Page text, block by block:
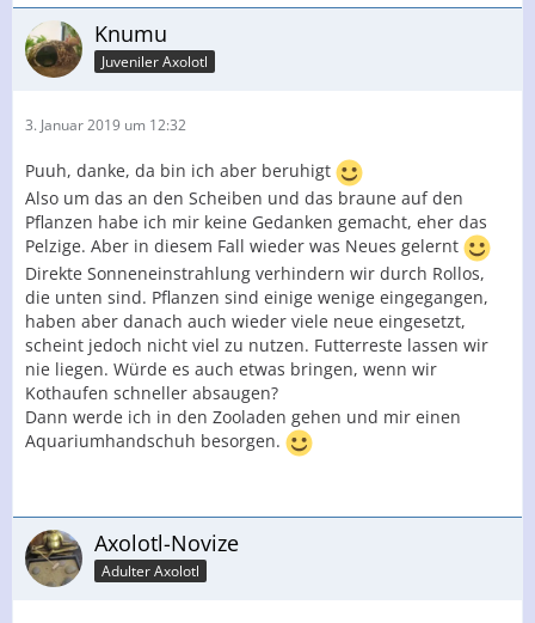
Knumu
Juveniler Axolotl
3. Januar 2019 um 12:32
Puuh, danke, da bin ich aber beruhigt
Also um das an den Scheiben und das braune auf den
Pflanzen habe ich mir keine Gedanken gemacht, eher das
Pelzige. Aber in diesem Fall wieder was Neues gelernt
Direkte Sonneneinstrahlung verhindern wir durch Rollos,
die unten sind. Pflanzen sind einige wenige eingegangen,
haben aber danach auch wieder viele neue eingesetzt,
scheint jedoch nicht viel zu nutzen. Futterreste lassen wir
nie liegen. Würde es auch etwas bringen, wenn wir
Kothaufen schneller absaugen?
Dann werde ich in den Zooladen gehen und mir einen
Aquariumhandschuh besorgen.
Axolotl-Novize
Adulter Axolotl